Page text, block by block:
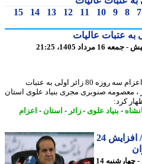
8
9
10
11
12
13
14
15
مجری بنیاد علوی استان کرمانشاه، از اعزام سه روزه 80 زائر اولی به عتبات
صنوبری مجری بنیاد علوی استان
-بنیاد علوی-زائر - استان-اعزام
رکوردشکنی اربعین در ایلام/ افزایش 24
3 روز پیش - چهارشنبه 14